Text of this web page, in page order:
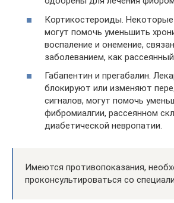
Кортикостероиды.
могут помочь уменьшить
воспаление и онемение,
заболеванием, как рассеянный
Габапентин и прегабалин.
блокируют или изменяют
сигналов, могут помочь
фибромиалгии, рассеянном
диабетической невропатии.
Имеются противопоказания,
проконсультироваться со